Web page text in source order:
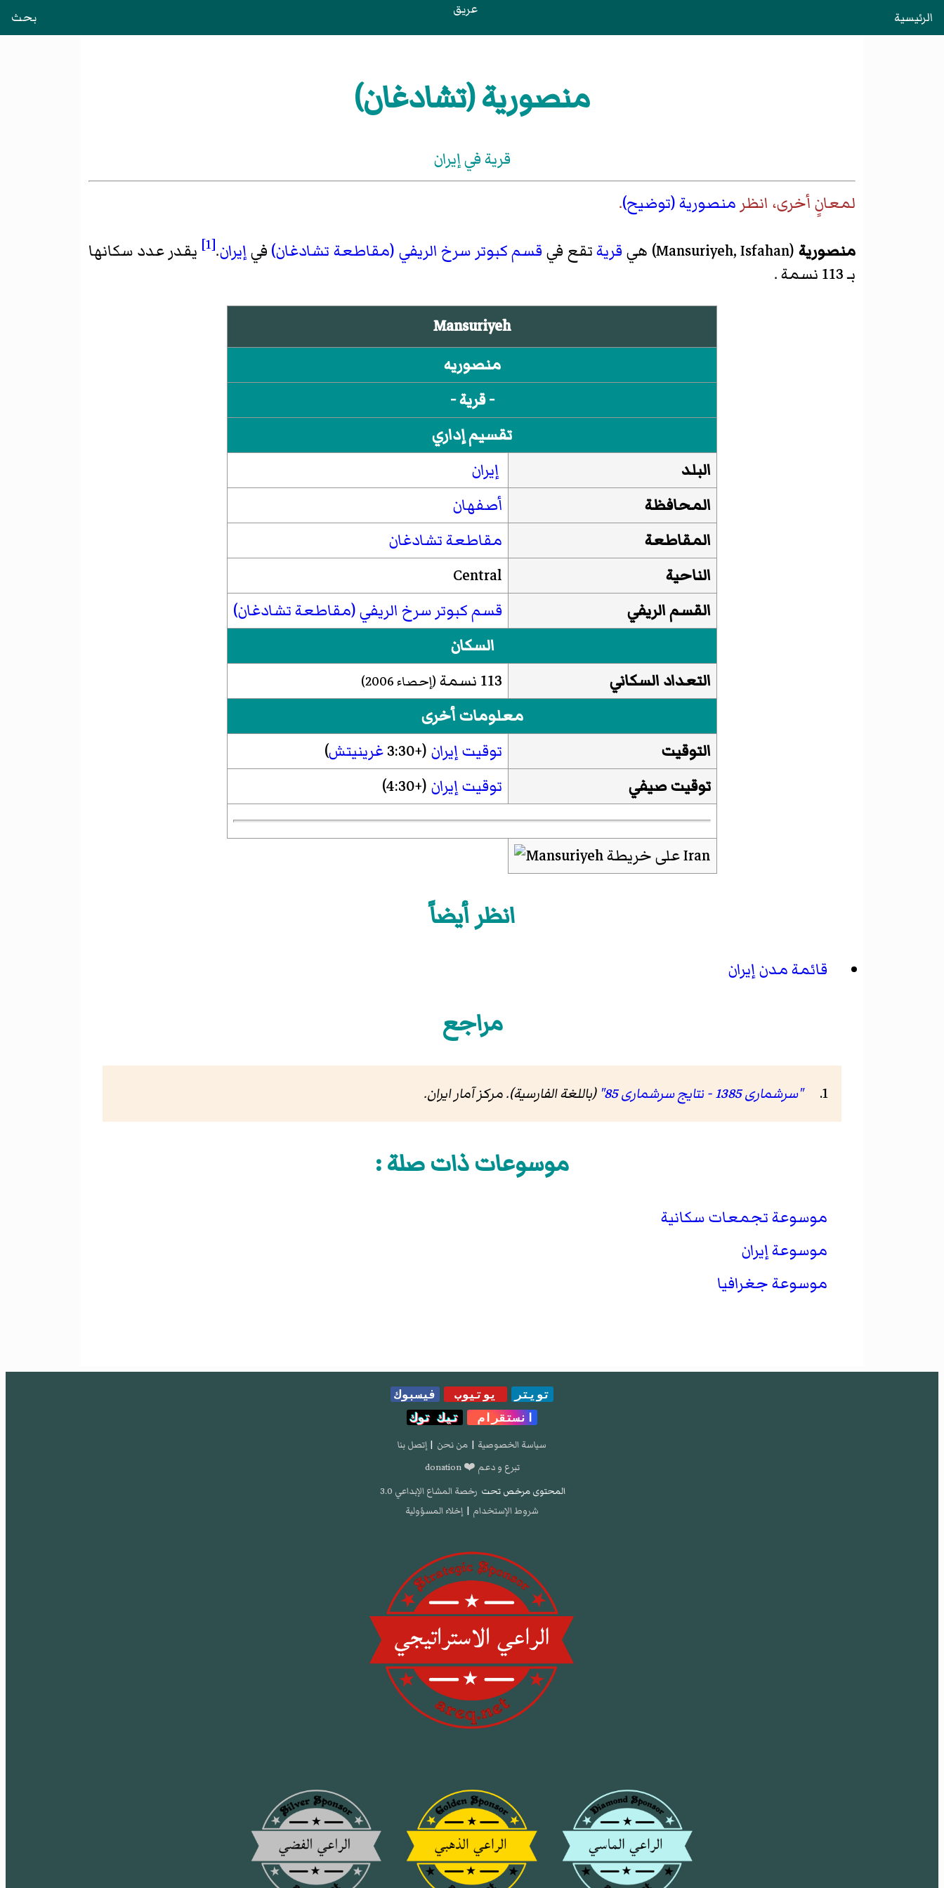
الرئيسية عريق بحث
منصورية (تشادغان)
قرية في إيران
لمعانٍ أخرى، انظر منصورية (توضيح).
منصوریة (
Mansuriyeh, Isfahan)‏ هي قريةتقع في قسم كبوتر سرخ الريفي (مقاطعة تشادغان) فيإيران.
[1]
يقدر عدد سكانها
بـ 113 نسمة .
Mansuriyeh
منصوريه
- قرية -
تقسيم إداري
البلد
إيران
المحافظة
أصفهان
المقاطعة
مقاطعة تشادغان
الناحية
Central
القسم الريفي
قسم كبوتر سرخ الريفي (مقاطعة تشادغان)
السكان
التعداد السكاني
113 نسمة (إحصاء 2006)
معلومات أخرى
التوقيت
توقيت إيران (+3:30 غرينيتش)
توقيت صيفي
توقيت إيران (+4:30)
انظر أيضاً
قائمة مدن إيران
مراجع
"سرشماری 1385 - نتایج سرشماری 85" (باللغة الفارسية). مرکز آمار ایران.
موسوعات ذات صلة :
موسوعة تجمعات سكانية
موسوعة إيران
موسوعة جغرافيا
تويتر يوتيوب
فيسبوك
انستقرام
تيك توك
سياسة الخصوصية | من نحن | إتصل بنا
تبرع و دعم ❤️ donation
المحتوى مرخص تحت رخصة المشاع الإبداعي 3.0
شروط الإستخدام | إخلاء المسؤولية